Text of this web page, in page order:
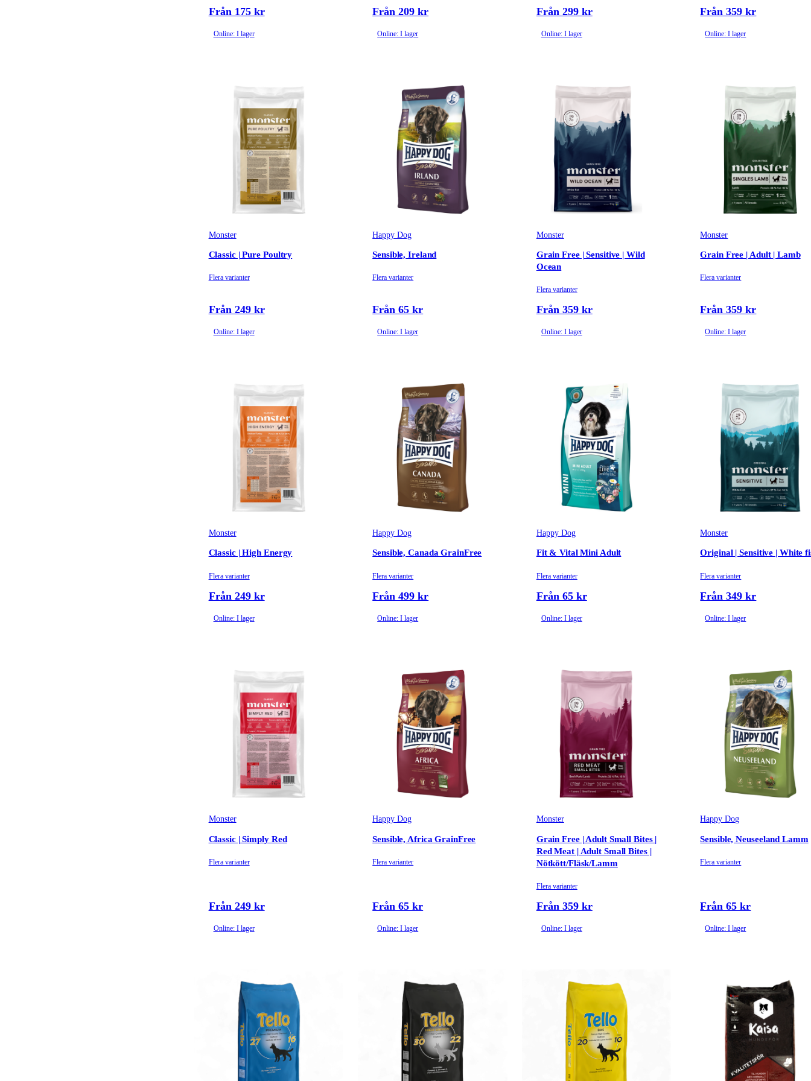
Från 175 kr
Online: I lager
Från 209 kr
Online: I lager
Från 299 kr
Online: I lager
Från 359 kr
Online: I lager
Monster
Classic | Pure Poultry
Flera varianter
Från 249 kr
Online: I lager
Happy Dog
Sensible, Ireland
Flera varianter
Från 65 kr
Online: I lager
Monster
Grain Free | Sensitive | Wild
Ocean
Flera varianter
Från 359 kr
Online: I lager
Monster
Grain Free | Adult | Lamb
Flera varianter
Från 359 kr
Online: I lager
Monster
Classic | High Energy
Flera varianter
Från 249 kr
Online: I lager
Happy Dog
Sensible, Canada GrainFree
Flera varianter
Från 499 kr
Online: I lager
Happy Dog
Fit & Vital Mini Adult
Flera varianter
Från 65 kr
Online: I lager
Monster
Original | Sensitive | White
Flera varianter
Från 349 kr
Online: I lager
Monster
Classic | Simply Red
Flera varianter
Från 249 kr
Online: I lager
Happy Dog
Sensible, Africa GrainFree
Flera varianter
Från 65 kr
Online: I lager
Monster
Grain Free | Adult Small Bites |
Red Meat | Adult Small Bites |
Nötkött/Fläsk/Lamm
Flera varianter
Från 359 kr
Online: I lager
Happy Dog
Sensible, Neuseeland Lamm
Flera varianter
Från 65 kr
Online: I lager